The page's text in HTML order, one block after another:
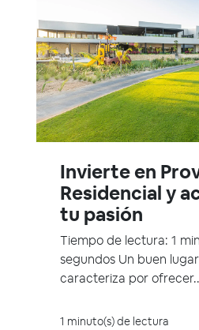
Invierte en
Residencial y
tu pasión
Tiempo de lectura: 1
segundos Un buen
caracteriza por
1 minuto(s) de lectura